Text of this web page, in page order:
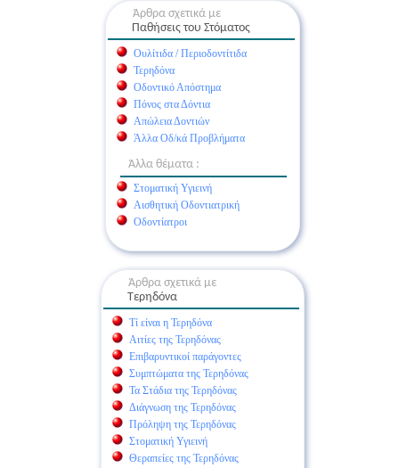
Άρθρα σχετικά με
Παθήσεις του Στόματος
Ουλίτιδα / Περιοδοντίτιδα
Τερηδόνα
Οδοντικό Απόστημα
Πόνος στα Δόντια
Απώλεια Δοντιών
Άλλα Οδ/κά Προβλήματα
Άλλα θέματα :
Στοματική Υγιεινή
Αισθητική Οδοντιατρική
Οδοντίατροι
Άρθρα σχετικά με
Τερηδόνα
Τί είναι η Τερηδόνα
Αιτίες της Τερηδόνας
Επιβαρυντικοί παράγοντες
Συμπτώματα της Τερηδόνας
Τα Στάδια της Τερηδόνας
Διάγνωση της Τερηδόνας
Πρόληψη της Τερηδόνας
Στοματική Υγιεινή
Θεραπείες της Τερηδόνας